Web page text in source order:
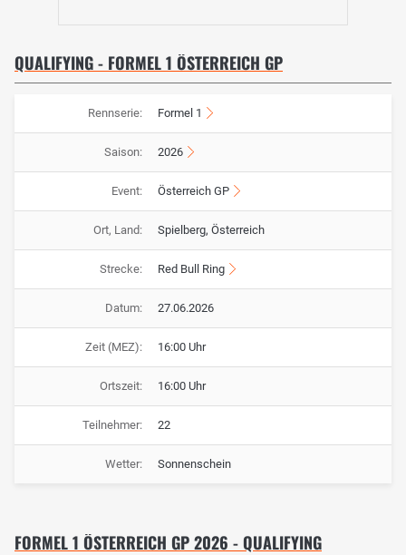
QUALIFYING - FORMEL 1 ÖSTERREICH GP
Rennserie: Formel 1
Saison: 2026
Event: Österreich GP
Ort, Land: Spielberg, Österreich
Strecke: Red Bull Ring
Datum: 27.06.2026
Zeit (MEZ): 16:00 Uhr
Ortszeit: 16:00 Uhr
Teilnehmer: 22
Wetter: Sonnenschein
FORMEL 1 ÖSTERREICH GP 2026 - QUALIFYING